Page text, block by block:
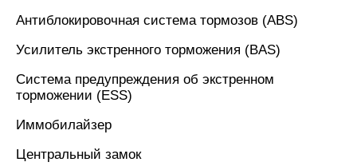
Антиблокировочная система тормозов (ABS)
Усилитель экстренного торможения (BAS)
Система предупреждения об экстренном
торможении (ESS)
Иммобилайзер
Центральный замок